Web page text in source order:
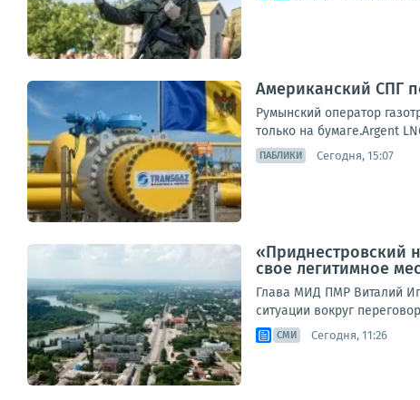
Американский СПГ
Румынский оператор
только на бумаге.Argent
ПАБЛИКИ Сегодня, 15:07
«Приднестровский
свое легитимное
Глава МИД ПМР Виталий
ситуации вокруг
СМИ Сегодня, 11:26